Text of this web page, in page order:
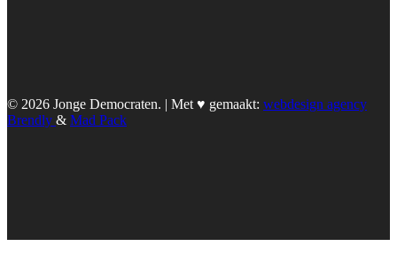
© 2026 Jonge Democraten. | Met ♥︎ gemaakt: webdesign agency
Brendly & Mad Pack